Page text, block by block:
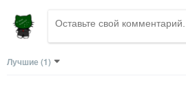
Лучшие (1)